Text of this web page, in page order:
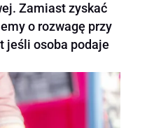
Zamiast zyskać
o rozwagę przy
jeśli osoba podaje